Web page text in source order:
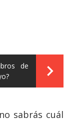
de
sabrás cuál